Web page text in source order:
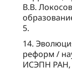
В.В.
5.
14.
реформ /
ИСЭПН РАН,